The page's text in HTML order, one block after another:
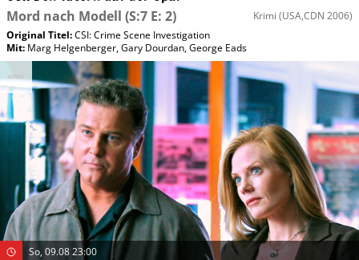
Mord nach Modell (S:7 E: 2) Krimi (USA,CDN 2006)
Original Titel:CSI: Crime Scene Investigation
Mit: Marg Helgenberger,Gary Dourdan,George Eads
So, 09.08 23:00